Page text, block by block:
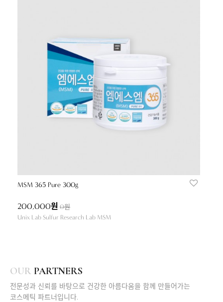
MSM 365 Pure 300g
200,000원 0원
Unix Lab Sulfur Research Lab MSM
OUR PARTNERS
전문성과 신뢰를 바탕으로 건강한 아름다움을 함께 만들어가는
코스메틱 파트너입니다.